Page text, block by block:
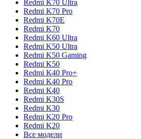
Redmi K70 Ultra
Redmi K70 Pro
Redmi K70E
Redmi K70
Redmi K60 Ultra
Redmi K50 Ultra
Redmi K50 Gaming
Redmi K50
Redmi K40 Pro+
Redmi K40 Pro
Redmi K40
Redmi K30S
Redmi K30
Redmi K20 Pro
Redmi K20
Все модели